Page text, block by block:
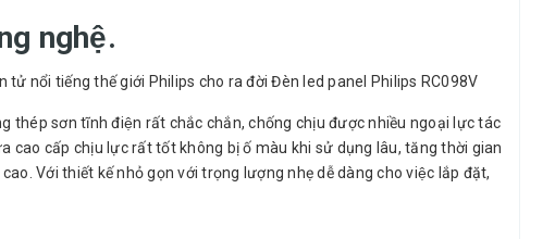
nghệ.
nổi tiếng thế giới Philips cho ra đời Đèn led panel Philips RC098V
thép sơn tĩnh điện rất chắc chắn, chống chịu được nhiều ngoại lực tác
cao cấp chịu lực rất tốt không bị ố màu khi sử dụng lâu, tăng thời gian
Với thiết kế nhỏ gọn với trọng lượng nhẹ dễ dàng cho việc lắp đặt,